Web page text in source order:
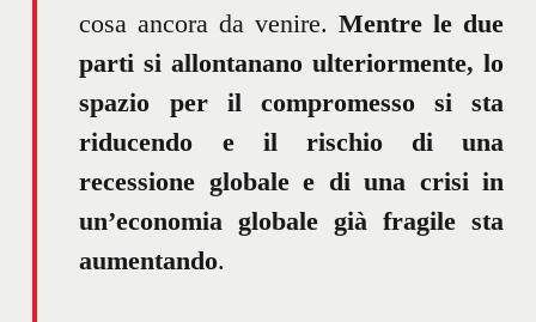
cosa ancora da venire.Mentre le due
parti si allontanano ulteriormente, lo
spazio per il compromesso si sta
riducendo e il rischio di una
recessione globale e di una crisi in
un’economia globale già fragile sta
aumentando.